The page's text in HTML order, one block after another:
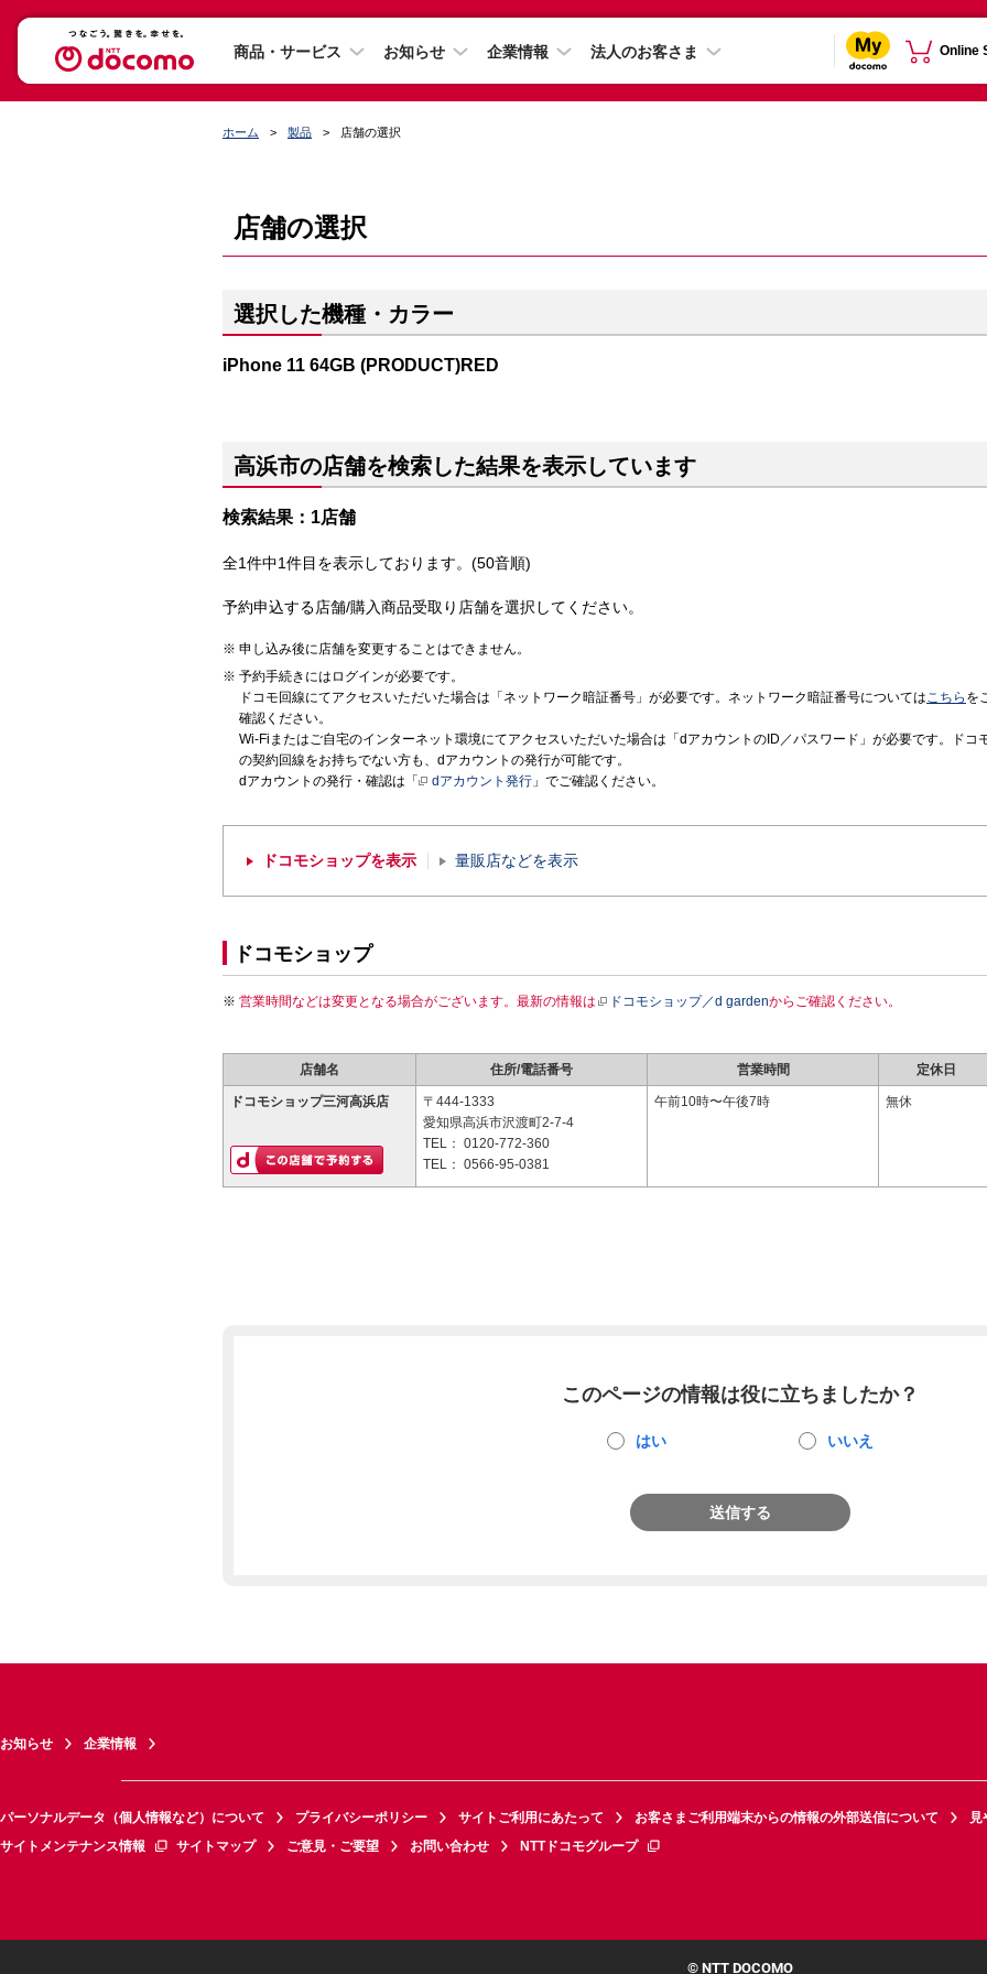
商品・サービス お知らせ 企業情報 法人のお客さま Online
ホーム 製品 店舗の選択
店舗の選択
選択した機種・カラー
iPhone 11 64GB (PRODUCT)RED
高浜市の店舗を検索した結果を表示しています
検索結果：1店舗
全1件中1件目を表示しております。(50音順)
予約申込する店舗/購入商品受取り店舗を選択してください。
申し込み後に店舗を変更することはできません。
予約手続きにはログインが必要です。
ドコモ回線にてアクセスいただいた場合は「ネットワーク暗証番号」が必要です。ネットワーク暗証番号についてはこちら を
確認ください。
Wi-Fiまたはご自宅のインターネット環境にてアクセスいただいた場合は「dアカウントのID／パスワード」が必要です。ドコ
の契約回線をお持ちでない方も、dアカウントの発行が可能です。
dアカウントの発行・確認は「
dアカウント発行 」でご確認ください。
ドコモショップを表示 量販店などを表示
ドコモショップ
営業時間などは変更となる場合がございます。最新の情報は ドコモショップ／d gardenからご確認ください。
店舗名 住所/電話番号 営業時間 定休日
ドコモショップ三河高浜店
〒444-1333
愛知県高浜市沢渡町2-7-4
TEL： 0120-772-360
TEL： 0566-95-0381
午前10時〜午後7時 無休
このページの情報は役に立ちましたか？
はい いいえ
送信する
お知らせ 企業情報
パーソナルデータ（個人情報など）について プライバシーポリシー サイトご利用にあたって お客さまご利用端末からの情報の外部送信について
見
サイトメンテナンス情報
サイトマップ ご意見・ご要望 お問い合わせ NTTドコモグループ
© NTT DOCOMO